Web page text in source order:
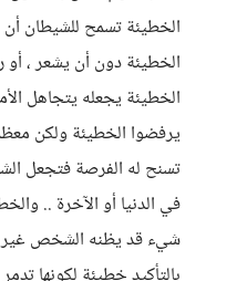
الخطيئة تسمح
الخطيئة دون أن يشعر ، أو
الخطيئة يجعله يتجاهل
يرفضوا الخطيئة ولكن
تسنح له الفرصة فتجعل
في الدنيا أو الآخرة ..
شيء قد يظنه الشخص